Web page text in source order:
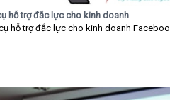
hỗ trợ đắc lực cho kinh doanh
hỗ trợ đắc lực cho kinh doanh